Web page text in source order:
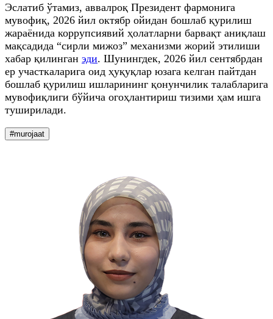
Эслатиб ўтамиз, аввалроқ Президент фармонига
мувофиқ, 2026 йил октябр ойидан бошлаб қурилиш
жараёнида коррупсиявий ҳолатларни барвақт аниқлаш
мақсадида “сирли мижоз” механизми жорий этилиши
хабар қилинган эди. Шунингдек, 2026 йил сентябрдан
ер участкаларига оид ҳуқуқлар юзага келган пайтдан
бошлаб қурилиш ишларининг қонунчилик талабларига
мувофиқлиги бўйича огоҳлантириш тизими ҳам ишга
туширилади.
#murojaat